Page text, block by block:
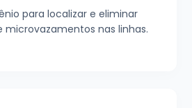
para localizar e eliminar
nas linhas.